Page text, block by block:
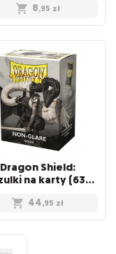
8,95 zł
Dragon Shield:
Koszulki na karty (63x88 mm) "Standard Size" Non-Glare, 100 sztuk, Clear
44,95 zł